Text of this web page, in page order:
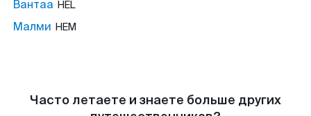
Вантаа HEL
Малми HEM
Часто летаете и знаете больше других